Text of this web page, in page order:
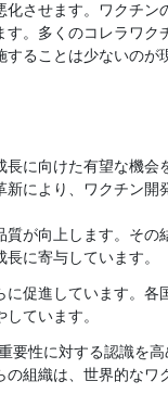
させます。ワクチン
。多くのコレラワク
ることは少ないのが
に向けた有望な機会
により、ワクチン開
が向上します。その
に寄与しています。
促進しています。各
ています。
要性に対する認識を
組織は、世界的なワ